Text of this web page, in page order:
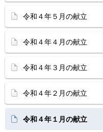
令和４年５月の献立
令和４年４月の献立
令和４年３月の献立
令和４年２月の献立
令和４年１月の献立